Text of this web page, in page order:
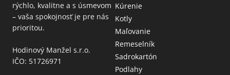
rýchlo, kvalitne a s úsmevom
– vaša spokojnosť je pre nás
prioritou.
Hodinový Manžel s.r.o.
IČO: 51726971
Kúrenie
Kotly
Maľovanie
Remeselník
Sadrokartón
Podlahy